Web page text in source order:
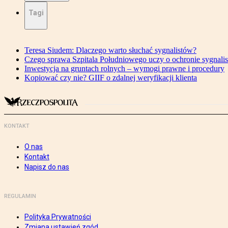
Tagi
Teresa Siudem: Dlaczego warto słuchać sygnalistów?
Czego sprawa Szpitala Południowego uczy o ochronie
Inwestycja na gruntach rolnych – wymogi prawne i procedury
Kopiować czy nie? GIIF o zdalnej weryfikacji klienta
KONTAKT
O nas
Kontakt
Napisz do nas
REGULAMIN
Polityka Prywatności